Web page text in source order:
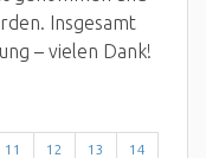
Insgesamt
– vielen Dank!
11 12 13 14